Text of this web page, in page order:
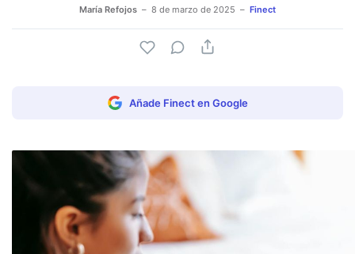
María Refojos 8 de marzo de 2025 Finect
Añade Finect en Google